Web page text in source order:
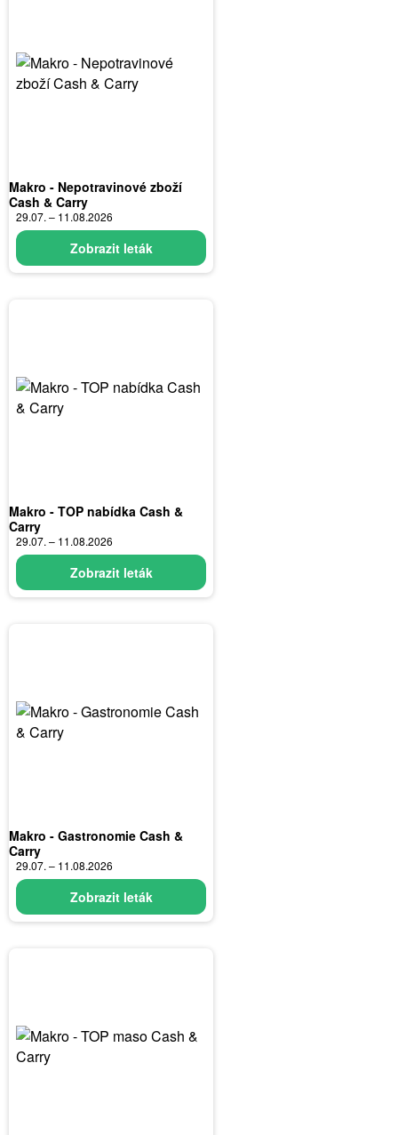
Makro - Nepotravinové zboží
Cash & Carry
29.07. – 11.08.2026
Zobrazit leták
Makro - TOP nabídka Cash &
Carry
29.07. – 11.08.2026
Zobrazit leták
Makro - Gastronomie Cash &
Carry
29.07. – 11.08.2026
Zobrazit leták